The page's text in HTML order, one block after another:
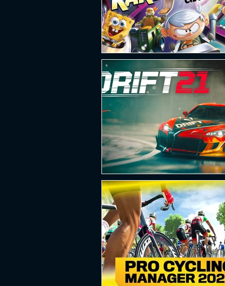
PLATAFORMA FPS
ESPORTES
GUERRA LUTA